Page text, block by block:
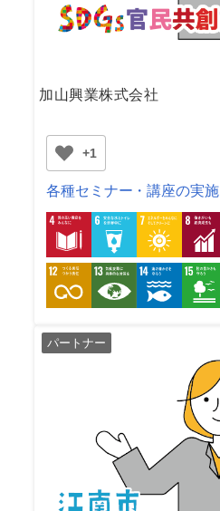
加山興業株式会社
+1
各種セミナー・講座の実施
パートナー